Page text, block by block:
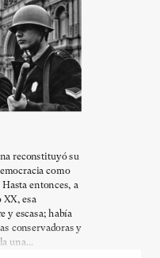
reconstituyó su
como
entonces, a
XX, esa
y escasa; había
conservadoras y
una...